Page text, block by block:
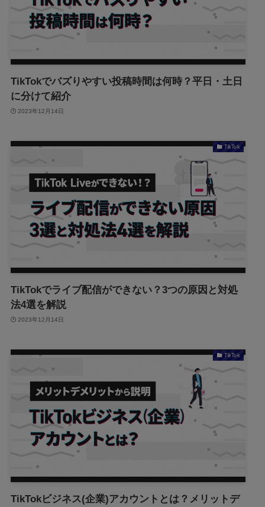
TikTokでバズりやすい投稿時間は何時？平日・土日
に分けて紹介
2023年12月14日
TikTok
TikTokでライブ配信ができない？3つの原因と対処
法4選を解説
2023年12月14日
TikTok
TikTokビジネス(企業)アカウントとは？メリットデ